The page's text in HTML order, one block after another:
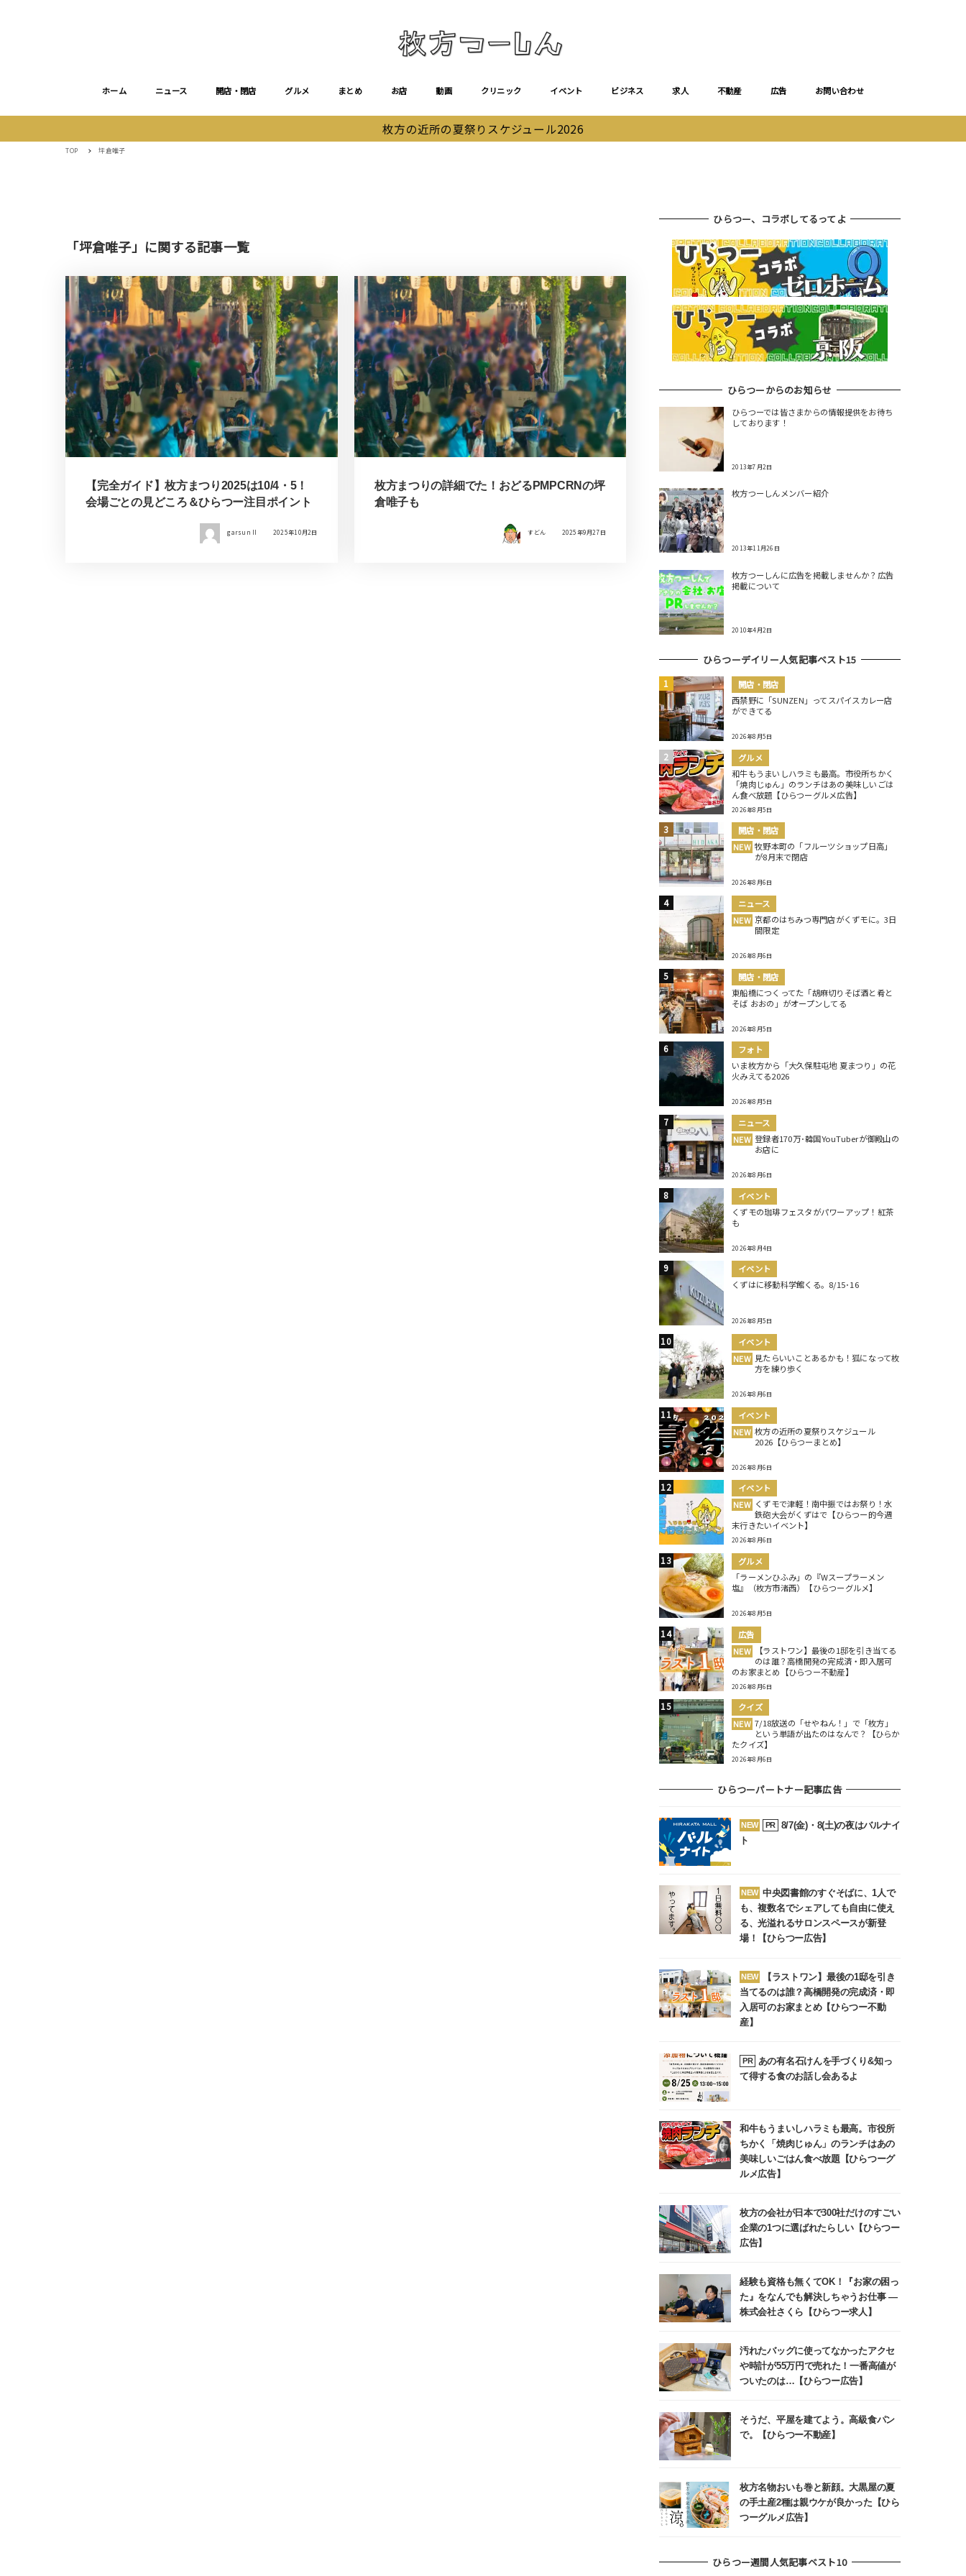
ホーム ニュース 開店・閉店 グルメ まとめ お店 動画 クリニック イベント ビジネス 求人 不動産 広告 お問い合わせ
枚方の近所の夏祭りスケジュール2026
TOP 坪倉唯子
「坪倉唯子」に関する記事一覧
【完全ガイド】枚方まつり2025は10/4・5！
会場ごとの見どころ＆ひらつー注目ポイント
garsun II 2025年10月2日
枚方まつりの詳細でた！おどるPMPCRNの坪
倉唯子も
すどん 2025年9月27日
ひらつー、コラボしてるってよ
ひらつーからのお知らせ
ひらつーでは皆さまからの情報提供をお待ち
しております！
2013年7月2日
枚方つーしんメンバー紹介
2013年11月26日
枚方つーしんに広告を掲載しませんか？広告
掲載について
2010年4月2日
ひらつーデイリー人気記事ベスト15
開店・閉店
西禁野に「SUNZEN」ってスパイスカレー店
ができてる
2026年8月5日
グルメ
和牛もうまいしハラミも最高。市役所ちかく
「焼肉じゅん」のランチはあの美味しいごは
ん食べ放題【ひらつーグルメ広告】
2026年8月5日
開店・閉店
NEW 牧野本町の「フルーツショップ日高」
が8月末で閉店
2026年8月6日
ニュース
NEW 京都のはちみつ専門店がくずモに。3日
間限定
2026年8月6日
開店・閉店
東船橋につくってた「胡麻切りそば酒と肴と
そば おおの」がオープンしてる
2026年8月5日
フォト
いま枚方から「大久保駐屯地 夏まつり」の花
火みえてる2026
2026年8月5日
ニュース
NEW 登録者170万･韓国YouTuberが御殿山の
お店に
2026年8月6日
イベント
くずモの珈琲フェスタがパワーアップ！紅茶
も
2026年8月4日
イベント
くずはに移動科学館くる。8/15･16
2026年8月5日
イベント
NEW 見たらいいことあるかも！狐になって枚
方を練り歩く
2026年8月6日
イベント
NEW 枚方の近所の夏祭りスケジュール
2026【ひらつーまとめ】
2026年8月6日
イベント
NEW くずモで津軽！南中振ではお祭り！水
鉄砲大会がくずはで【ひらつー的今週
末行きたいイベント】
2026年8月6日
グルメ
「ラーメンひふみ」の『Wスープラーメン
塩』（枚方市渚西）【ひらつーグルメ】
2026年8月5日
広告
NEW
【ラストワン】最後の1邸を引き当てる
のは誰？高橋開発の完成済・即入居可
のお家まとめ【ひらつー不動産】
2026年8月6日
クイズ
NEW 7/18放送の「せやねん！」で「枚方」
という単語が出たのはなんで？【ひらか
たクイズ】
2026年8月6日
ひらつーパートナー記事広告
NEW PR
8/7(金)・8(土)の夜はバルナイ
ト
NEW 中央図書館のすぐそばに、1人で
も、複数名でシェアしても自由に使え
る、光溢れるサロンスペースが新登
場！【ひらつー広告】
NEW
【ラストワン】最後の1邸を引き
当てるのは誰？高橋開発の完成済・即
入居可のお家まとめ【ひらつー不動
産】
PR
あの有名石けんを手づくり&知っ
て得する食のお話し会あるよ
和牛もうまいしハラミも最高。市役所
ちかく「焼肉じゅん」のランチはあの
美味しいごはん食べ放題【ひらつーグ
ルメ広告】
枚方の会社が日本で300社だけのすごい
企業の1つに選ばれたらしい【ひらつー
広告】
経験も資格も無くてOK！『お家の困っ
た』をなんでも解決しちゃうお仕事 ―
株式会社さくら【ひらつー求人】
汚れたバッグに使ってなかったアクセ
や時計が55万円で売れた！一番高値が
ついたのは…【ひらつー広告】
そうだ、平屋を建てよう。高級食パン
で。【ひらつー不動産】
枚方名物おいも巻と新顔。大黒屋の夏
の手土産2種は親ウケが良かった【ひら
つーグルメ広告】
ひらつー週間人気記事ベスト10